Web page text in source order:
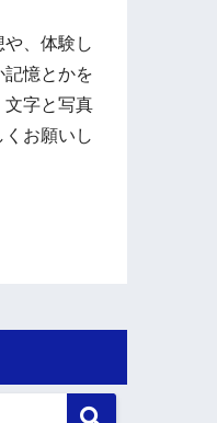
、体験し
記憶とかを
文字と写真
お願いし